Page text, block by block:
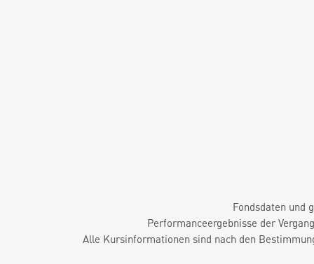
Fondsdaten und
Performanceergebnisse der
Alle Kursinformationen sind nach den